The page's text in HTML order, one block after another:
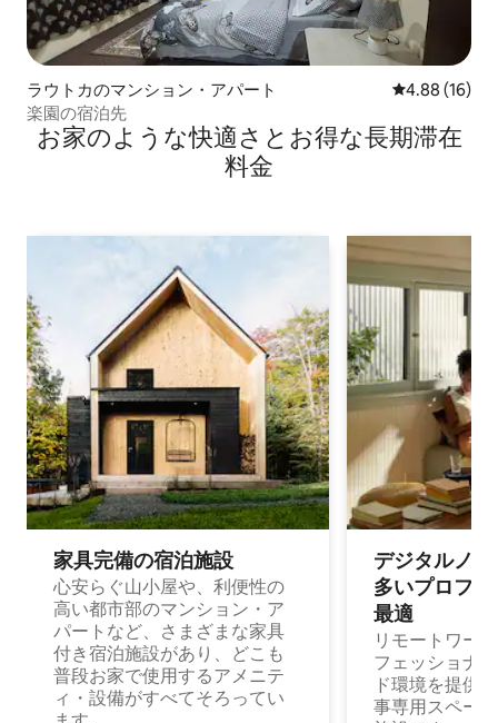
ラウトカのマンション・アパート レビュー16
4.88 (16)
楽園の宿泊先
お家のような快⁠適⁠さ⁠とお⁠得⁠な長⁠期⁠滞⁠在
料⁠金
家具完備の宿⁠泊⁠施⁠設
心安らぐ山小屋や、利便性の
高い都市部のマンション・ア
パートなど、さまざまな家具
付き宿泊施設があり、どこも
普段お家で使用するアメニテ
ィ・設備がすべてそろってい
デジタルノ
多⁠いプ⁠ロ⁠フ⁠
最⁠適
リモートワー
フェッショナ
ド環境を提供
事専用スペー